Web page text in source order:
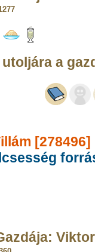
a
[278496]